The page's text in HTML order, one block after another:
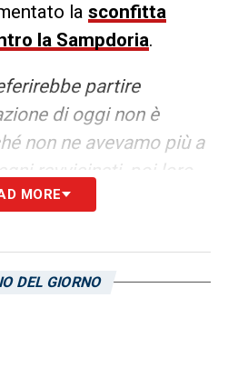
la sconfitta
la Sampdoria.
partire
di oggi non è
non ne avevamo più a
ravvicinati, poi loro
forza. Si è creato un
alta da scalare».
MORE
DEL GIORNO